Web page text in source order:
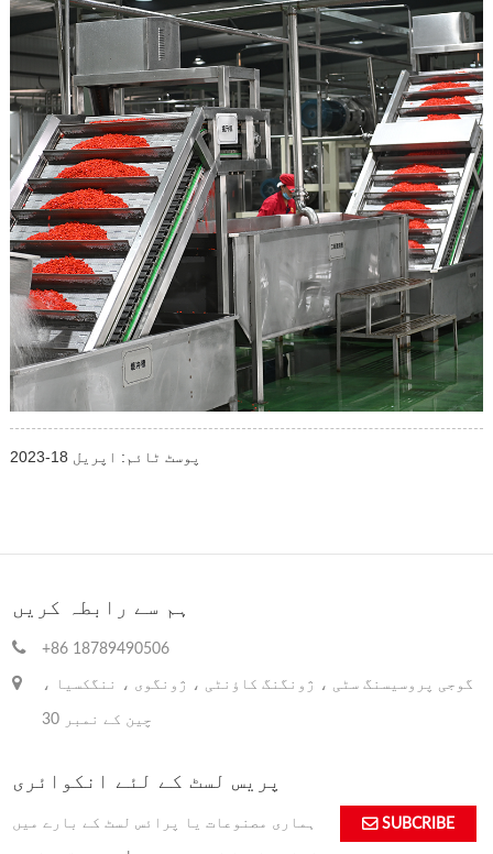
پوسٹ ٹائم: اپریل 18-2023
ہم سے رابطہ کریں
+86 18789490506
گوجی پروسیسنگ سٹی ، ژونگنگ کاؤنٹی ، ژونگوی ، ننگکسیا ،
چین کے نمبر 30
پریس لسٹ کے لئے انکوائری
ہماری مصنوعات یا پرائس لسٹ کے بارے میں SUBCRIBE